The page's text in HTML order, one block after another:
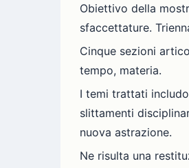
Obiettivo della
sfaccettature.
Cinque sezioni
tempo, materia.
I temi trattati
slittamenti
nuova astrazione.
Ne risulta una